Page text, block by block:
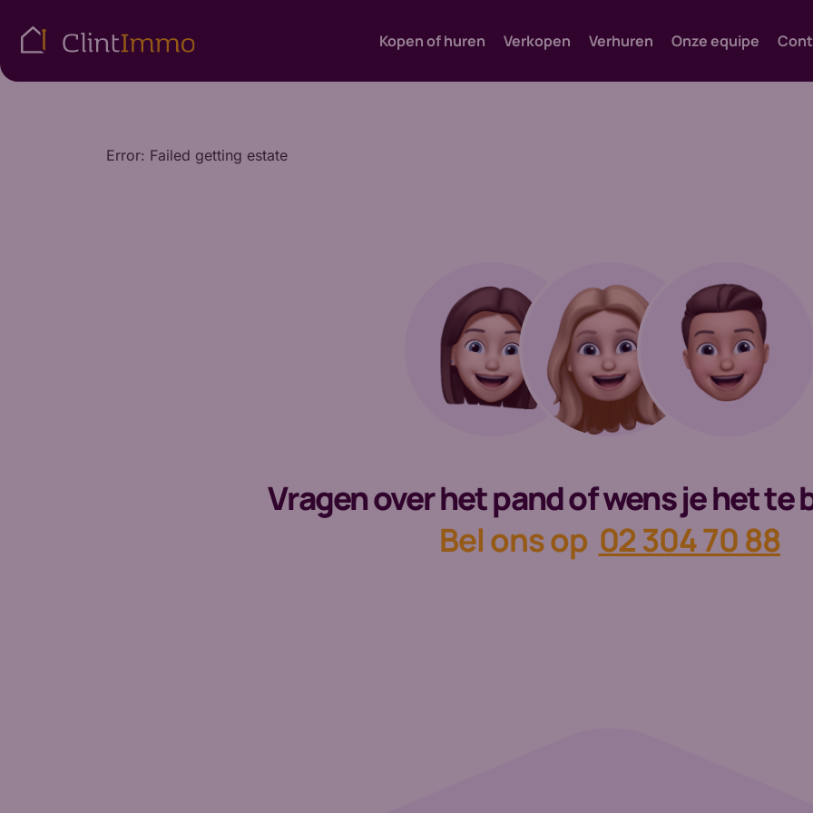
Kopen of huren Verkopen Verhuren Onze equipe
Error: Failed getting estate
Vragen over het pand of wens je het te
Bel ons op 02 304 70 88